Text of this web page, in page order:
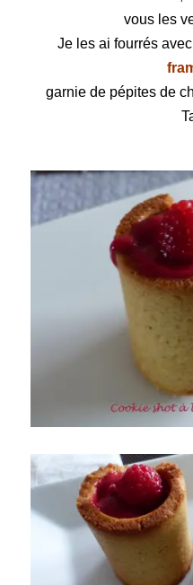
vous les
Je les ai fourrés
garnie de pépites de